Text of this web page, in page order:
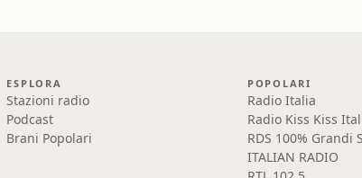
ESPLORA
Stazioni radio
Podcast
Brani Popolari
POPOLARI
Radio Italia
Radio Kiss Kiss
RDS 100% Grandi
ITALIAN RADIO